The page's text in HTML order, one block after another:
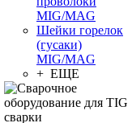
MIG/MAG
Шейки горелок
(гусаки)
MIG/MAG
+ ЕЩЕ